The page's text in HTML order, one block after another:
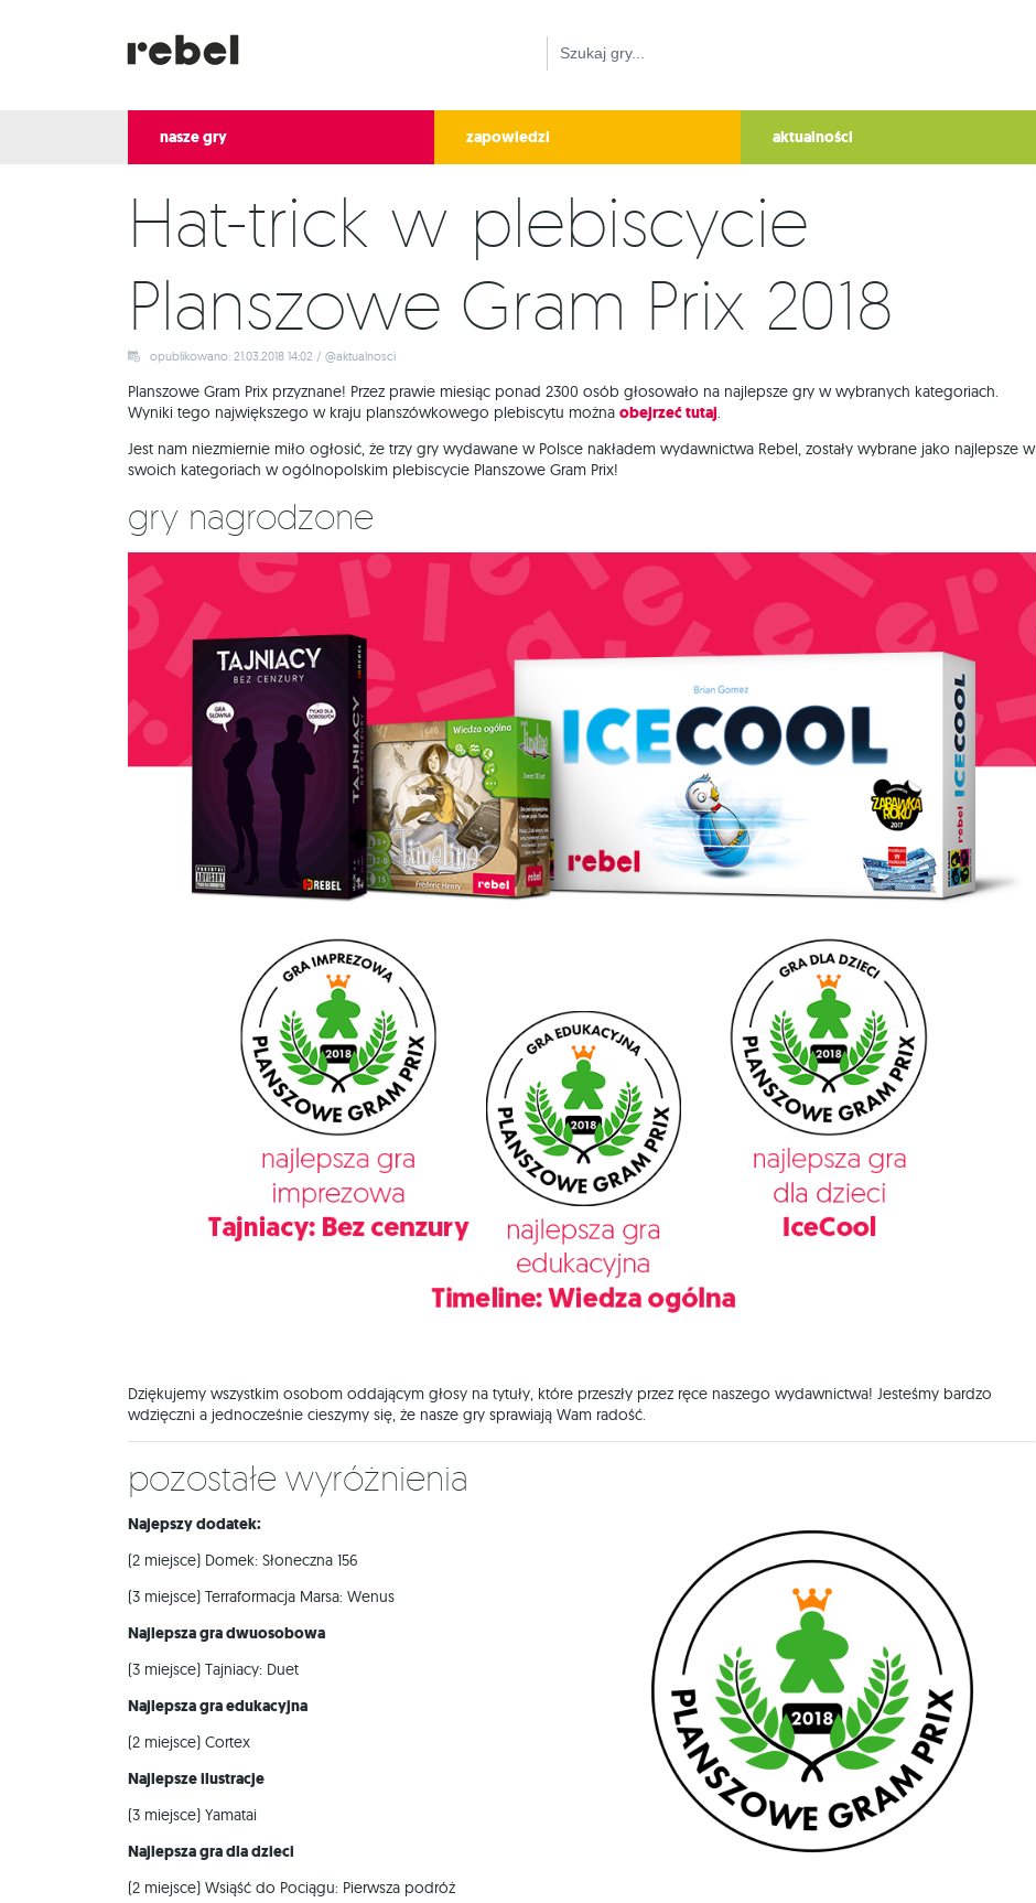
nasze gry zapowiedzi aktualności
Hat-trick w plebiscycie
Planszowe Gram Prix 2018
opublikowano: 21.03.2018 14:02 / @aktualnosci
Planszowe Gram Prix przyznane! Przez prawie miesiąc ponad 2300 osób głosowało na najlepsze gry w wybranych kategoriach.
Wyniki tego największego w kraju planszówkowego plebiscytu można obejrzeć tutaj.
Jest nam niezmiernie miło ogłosić, że trzy gry wydawane w Polsce nakładem wydawnictwa Rebel, zostały wybrane jako najlepsze w
swoich kategoriach w ogólnopolskim plebiscycie Planszowe Gram Prix!
Gry nagrodzone
Dziękujemy wszystkim osobom oddającym głosy na tytuły, które przeszły przez ręce naszego wydawnictwa! Jesteśmy bardzo
wdzięczni a jednocześnie cieszymy się, że nasze gry sprawiają Wam radość.
Pozostałe wyróżnienia
Najepszy dodatek:
(2 miejsce) Domek: Słoneczna 156
(3 miejsce) Terraformacja Marsa: Wenus
Najlepsza gra dwuosobowa
(3 miejsce) Tajniacy: Duet
Najlepsza gra edukacyjna
(2 miejsce) Cortex
Najlepsze ilustracje
(3 miejsce) Yamatai
Najlepsza gra dla dzieci
(2 miejsce) Wsiąść do Pociągu: Pierwsza podróż